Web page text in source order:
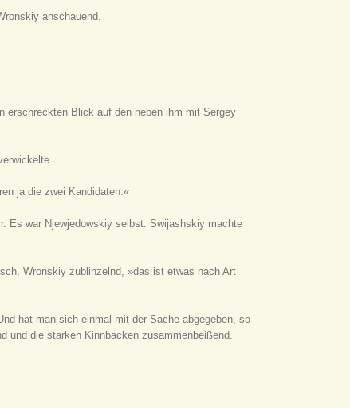
anschauend.
erschreckten Blick auf den neben ihm mit Sergey
ja die zwei Kandidaten.«
Es war Njewjedowskiy selbst. Swijashskiy machte
Wronskiy zublinzelnd, »das ist etwas nach Art
hat man sich einmal mit der Sache abgegeben, so
und die starken Kinnbacken zusammenbeißend.